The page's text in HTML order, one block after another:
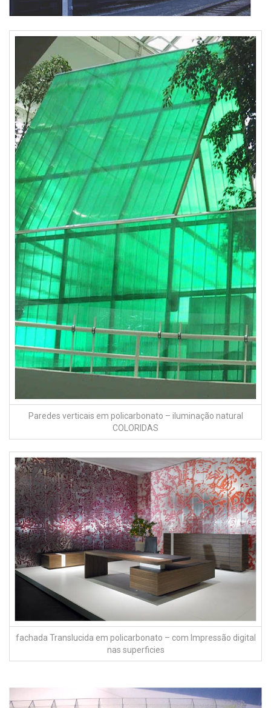
Paredes verticais em policarbonato – iluminação natural
COLORIDAS
fachada Translucida em policarbonato – com Impressão digital
nas superficies